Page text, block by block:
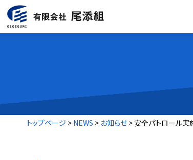
トップページ > NEWS > お知らせ > 安全パトロール実